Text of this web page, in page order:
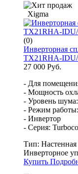
Xigma
(0)
Инверторная
TX21RHA-
27 000 Руб.
- Для
- Мощность
- Уровень
- Режим
- Инвертор
- Серия:
Тип:
Инверторное
Купить